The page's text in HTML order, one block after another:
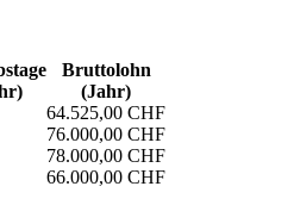
Bruttolohn
(Jahr)
64.525,00 CHF
76.000,00 CHF
78.000,00 CHF
66.000,00 CHF